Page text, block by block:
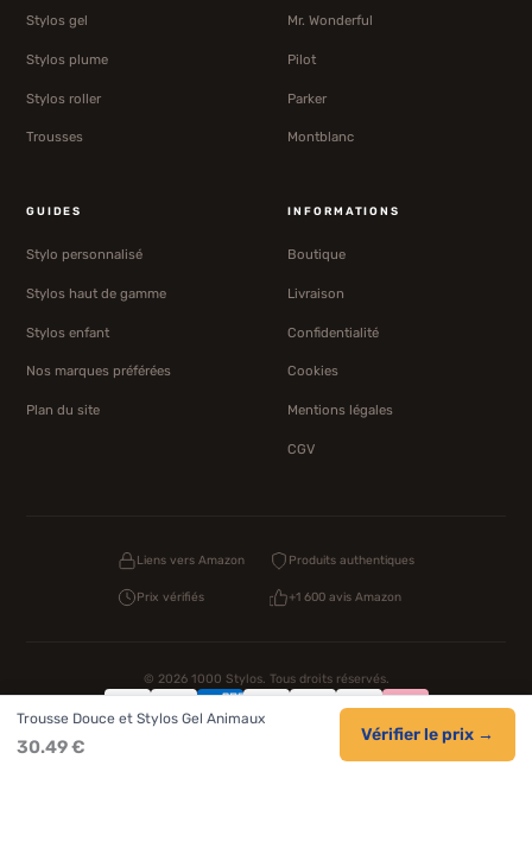
Stylos gel
Stylos plume
Stylos roller
Trousses
Mr. Wonderful
Pilot
Parker
Montblanc
GUIDES
Stylo personnalisé
Stylos haut de gamme
Stylos enfant
Nos marques préférées
Plan du site
INFORMATIONS
Boutique
Livraison
Confidentialité
Cookies
Mentions légales
CGV
Liens vers Amazon Produits authentiques
Prix vérifiés +1 600 avis Amazon
© 2026 1000 Stylos. Tous droits réservés.
Cookies
Trousse Douce et Stylos Gel Animaux
30.49 €
Vérifier le prix →